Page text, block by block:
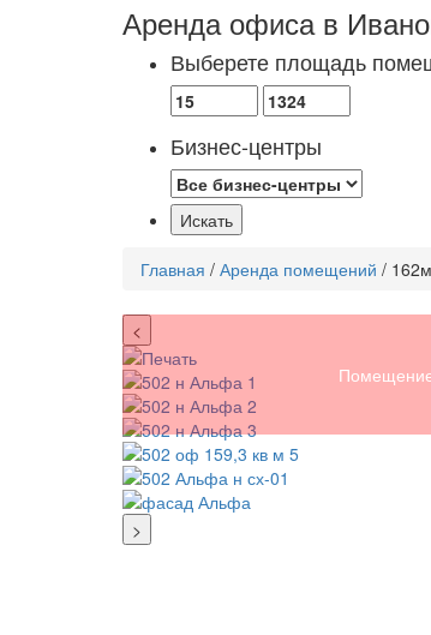
Аренда офиса в
Выберете площадь
Бизнес-центры
Главная / Аренда помещений / 162м
<
>